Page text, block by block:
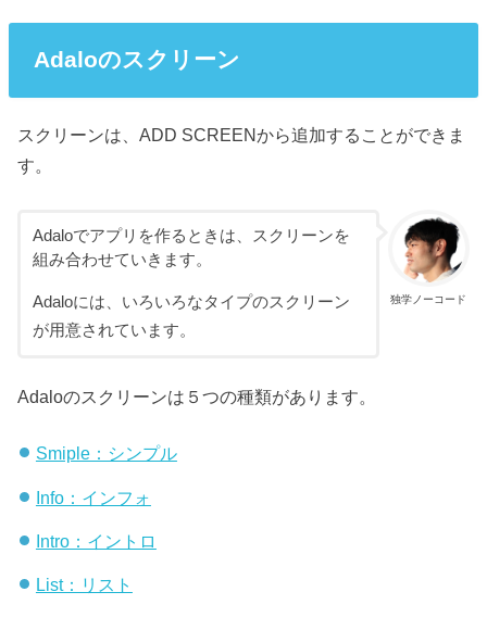
Adaloのスクリーン
スクリーンは、ADD SCREENから追加することができま
す。
独学ノーコード
Adaloでアプリを作るときは、スクリーンを
組み合わせていきます。
Adaloには、いろいろなタイプのスクリーン
が用意されています。
Adaloのスクリーンは５つの種類があります。
Smiple：シンプル
Info：インフォ
Intro：イントロ
List：リスト